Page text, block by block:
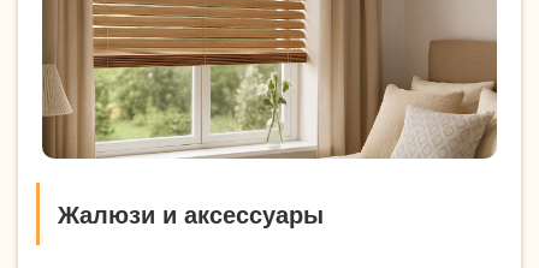
Жалюзи и аксессуары